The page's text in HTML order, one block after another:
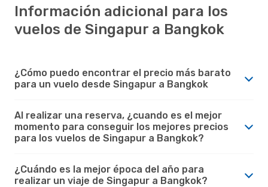
Información adicional para los
vuelos de Singapur a Bangkok
¿Cómo puedo encontrar el precio más barato
para un vuelo desde Singapur a Bangkok
Al realizar una reserva, ¿cuando es el mejor
momento para conseguir los mejores precios
para los vuelos de Singapur a Bangkok?
¿Cuándo es la mejor época del año para
realizar un viaje de Singapur a Bangkok?